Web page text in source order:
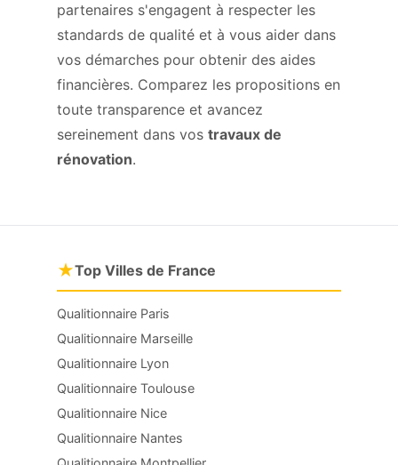
partenaires s'engagent à respecter les
standards de qualité et à vous aider dans
vos démarches pour obtenir des aides
financières. Comparez les propositions en
toute transparence et avancez
sereinement dans vos travaux de
rénovation.
★Top Villes de France
Qualitionnaire Paris
Qualitionnaire Marseille
Qualitionnaire Lyon
Qualitionnaire Toulouse
Qualitionnaire Nice
Qualitionnaire Nantes